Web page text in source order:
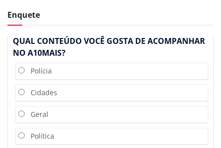
Enquete
QUAL CONTEÚDO VOCÊ GOSTA DE ACOMPANHAR
NO A10MAIS?
Polícia
Cidades
Geral
Política